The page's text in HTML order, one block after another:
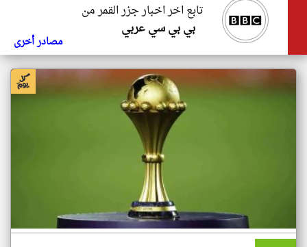
تابع اخر اخبار جزر القمر من
بي بي سي عربي
مصادر أخرى